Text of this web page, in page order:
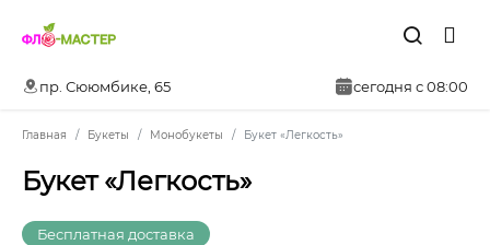
пр. Сююмбике, 65 сегодня с 08:00
Главная Букеты Монобукеты Букет «Легкость»
Букет «Легкость»
Бесплатная доставка